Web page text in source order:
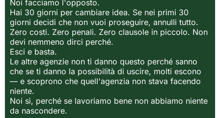
Noi facciamo l'opposto.
Hai 30 giorni per cambiare idea. Se nei primi 30
giorni decidi che non vuoi proseguire, annulli tutto.
Zero costi. Zero penali. Zero clausole in piccolo. Non
devi nemmeno dirci perché.
Esci e basta.
Le altre agenzie non ti danno questo perché sanno
che se ti danno la possibilità di uscire, molti escono
— e scoprono che quell'agenzia non stava facendo
niente.
Noi sì, perché se lavoriamo bene non abbiamo niente
da nascondere.